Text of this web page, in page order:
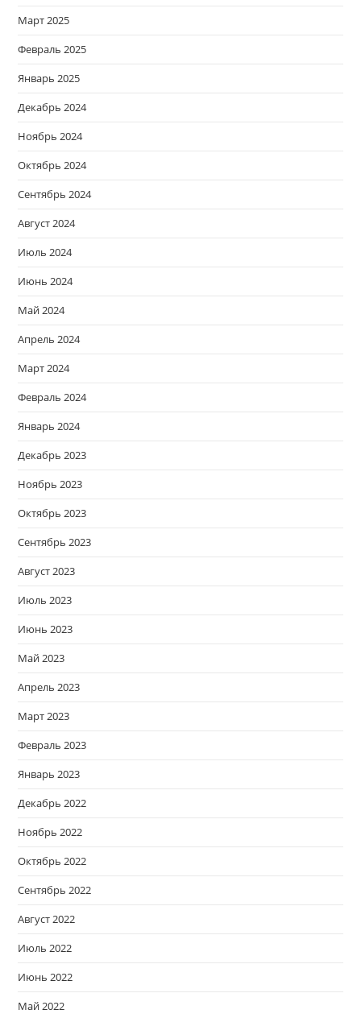
Март 2025
Февраль 2025
Январь 2025
Декабрь 2024
Ноябрь 2024
Октябрь 2024
Сентябрь 2024
Август 2024
Июль 2024
Июнь 2024
Май 2024
Апрель 2024
Март 2024
Февраль 2024
Январь 2024
Декабрь 2023
Ноябрь 2023
Октябрь 2023
Сентябрь 2023
Август 2023
Июль 2023
Июнь 2023
Май 2023
Апрель 2023
Март 2023
Февраль 2023
Январь 2023
Декабрь 2022
Ноябрь 2022
Октябрь 2022
Сентябрь 2022
Август 2022
Июль 2022
Июнь 2022
Май 2022